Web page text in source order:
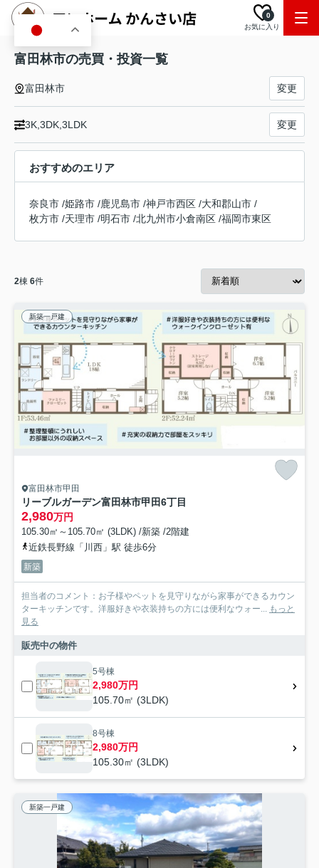
お気に入り
0
富田林市の売買・投資一覧
富田林市 変更
3K,3DK,3LDK 変更
おすすめのエリア
奈良市 /姫路市 /鹿児島市 /神戸市西区 /大和郡山市 /
枚方市 /天理市 /明石市 /北九州市小倉南区 /福岡市東区
2棟 6件
新築一戸建
富田林市甲田
リーブルガーデン富田林市甲田6丁目
2,980万円
105.30㎡～105.70㎡ (3LDK) /新築 /2階建
近鉄長野線「川西」駅 徒歩6分
新築
担当者のコメント：お子様やペットを見守りながら家事ができるカウン
ターキッチンです。洋服好きや衣装持ちの方には便利なウォー... もっと
見る
販売中の物件
5号棟
2,980万円
105.70㎡ (3LDK)
8号棟
2,980万円
105.30㎡ (3LDK)
新築一戸建